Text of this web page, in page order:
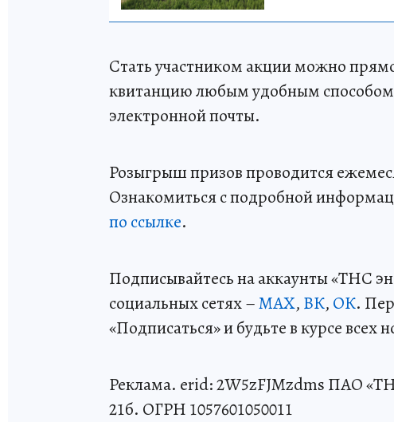
Стать участником акции можно
квитанцию любым удобным способом
электронной почты.
Розыгрыш призов проводится
Ознакомиться с подробной
по ссылке.
Подписывайтесь на аккаунты «ТНС
социальных сетях –МАХ, ВК, ОК.
«Подписаться» и будьте в курсе всех
Реклама. erid: 2W5zFJMzdms ПАО
21б. ОГРН 1057601050011